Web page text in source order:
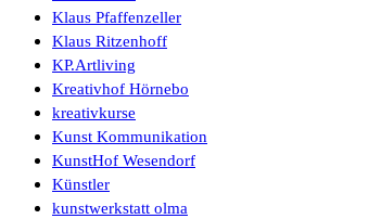
Klaus Pfaffenzeller
Klaus Ritzenhoff
KP.Artliving
Kreativhof Hörnebo
kreativkurse
Kunst Kommunikation
KunstHof Wesendorf
Künstler
kunstwerkstatt olma